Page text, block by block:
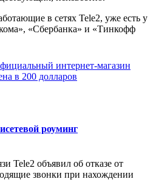
в сетях Tele2, уже есть у
«Сбербанка» и «Тинкофф
интернет-магазин
в 200 долларов
роуминг
Tele2 объявил об отказе от
звонки при нахождении